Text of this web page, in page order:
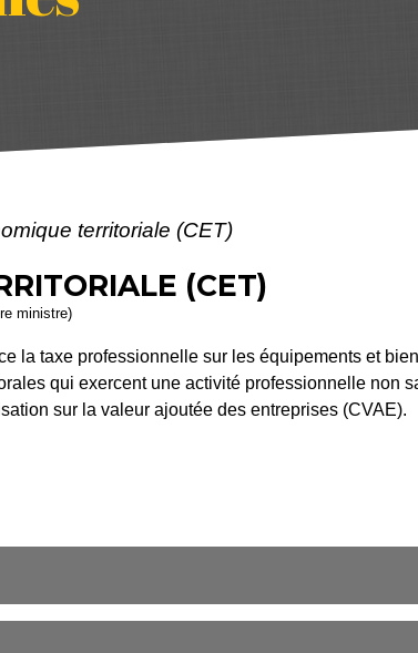
territoriale (CET)
(CET)
ministre)
la taxe professionnelle sur les équipements et
qui exercent une activité professionnelle non
sur la valeur ajoutée des entreprises (CVAE).